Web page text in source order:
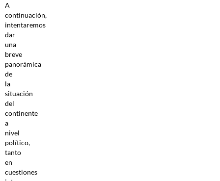
A
continuación,
intentaremos
dar
una
breve
panorámica
de
la
situación
del
continente
a
nivel
político,
tanto
en
cuestiones